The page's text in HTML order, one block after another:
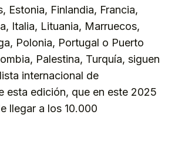
Estonia, Finlandia, Francia,
Italia, Lituania, Marruecos,
Polonia, Portugal o Puerto
Palestina, Turquía, siguen
internacional de
esta edición, que en este 2025
llegar a los 10.000